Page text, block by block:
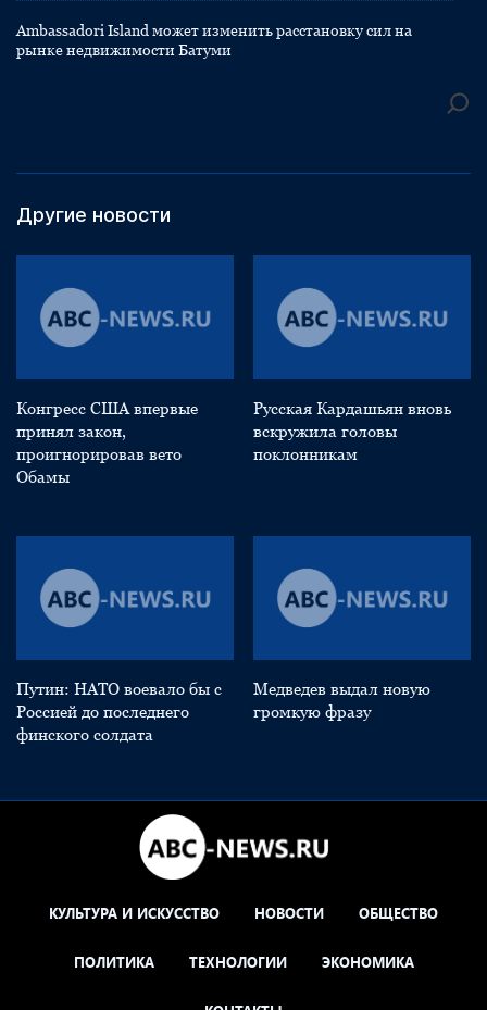
Ambassadori Island может изменить расстановку сил на
рынке недвижимости Батуми
Другие новости
Конгресс США впервые
принял закон,
проигнорировав вето
Обамы
Русская Кардашьян вновь
вскружила головы
поклонникам
Путин: НАТО воевало бы с
Россией до последнего
финского солдата
Медведев выдал новую
громкую фразу
КУЛЬТУРА И ИСКУССТВО НОВОСТИ ОБЩЕСТВО
ПОЛИТИКА ТЕХНОЛОГИИ ЭКОНОМИКА